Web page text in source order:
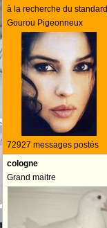
à la recherche du standard
Gourou Pigeonneux
72927 messages postés
cologne
Grand maitre